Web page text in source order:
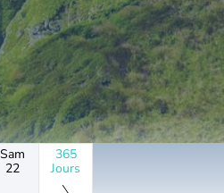
Sam
22
365
Jours